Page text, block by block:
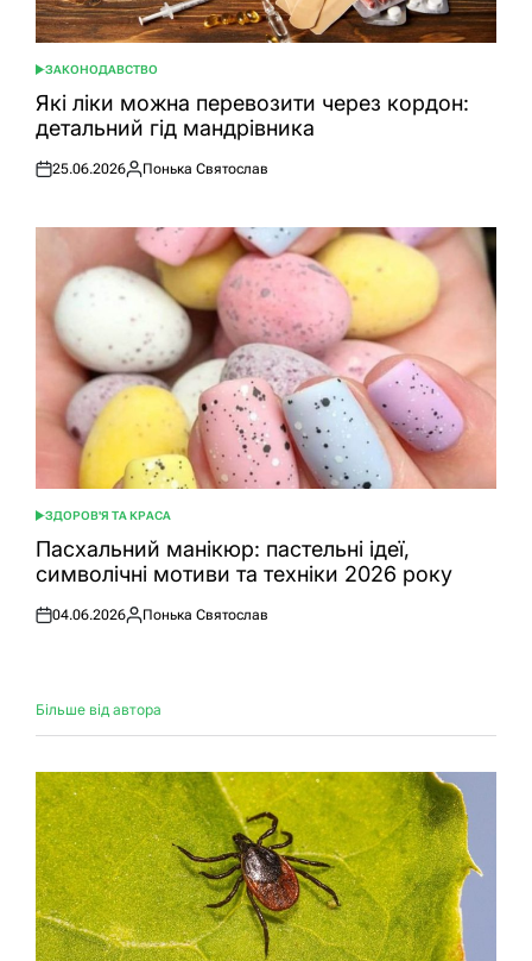
ОПУБЛІКУВАТИ
У
ЗАКОНОДАВСТВО
Які ліки можна перевозити через кордон:
детальний гід мандрівника
Оприлюднено
25.06.2026
Опубліковано
Понька Святослав
ОПУБЛІКУВАТИ
У
ЗДОРОВ'Я ТА КРАСА
Пасхальний манікюр: пастельні ідеї,
символічні мотиви та техніки 2026 року
Оприлюднено
04.06.2026
Опубліковано
Понька Святослав
Більше від автора